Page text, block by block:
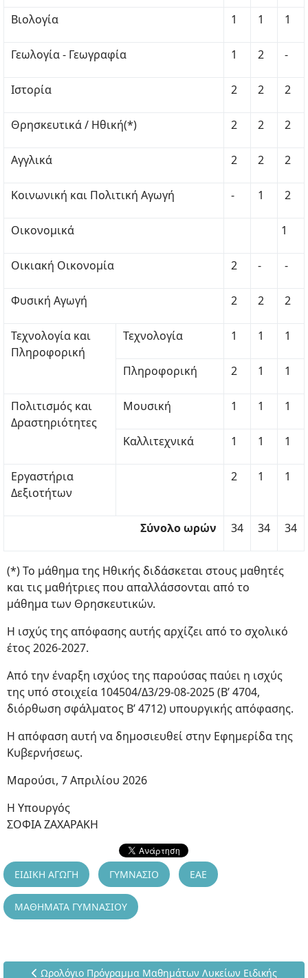
Βιολογία 1 1 1
Γεωλογία - Γεωγραφία 1 2 -
Ιστορία 2 2 2
Θρησκευτικά / Ηθική(*) 2 2 2
Αγγλικά 2 2 2
Κοινωνική και Πολιτική Αγωγή - 1 2
Οικονομικά 1
Οικιακή Οικονομία 2 - -
Φυσική Αγωγή 2 2 2
Τεχνολογία και
Πληροφορική
Τεχνολογία 1 1 1
Πληροφορική 2 1 1
Πολιτισμός και
Δραστηριότητες
Μουσική 1 1 1
Καλλιτεχνικά 1 1 1
Εργαστήρια
Δεξιοτήτων
2 1 1
Σύνολο ωρών 34 34 34
(*) Το μάθημα της Ηθικής διδάσκεται στους μαθητές
και τις μαθήτριες που απαλλάσσονται από το
μάθημα των Θρησκευτικών.
Η ισχύς της απόφασης αυτής αρχίζει από το σχολικό
έτος 2026-2027.
Από την έναρξη ισχύος της παρούσας παύει η ισχύς
της υπό στοιχεία 104504/Δ3/29-08-2025 (Β’ 4704,
διόρθωση σφάλματος Β’ 4712) υπουργικής απόφασης.
Η απόφαση αυτή να δημοσιευθεί στην Εφημερίδα της
Κυβερνήσεως.
Μαρούσι, 7 Απριλίου 2026
Η Υπουργός
ΣΟΦΙΑ ΖΑΧΑΡΑΚΗ
ΕΙΔΙΚΗ ΑΓΩΓΗ ΓΥΜΝΑΣΙΟ ΕΑΕ
ΜΑΘΗΜΑΤΑ ΓΥΜΝΑΣΙΟΥ
Προηγούμενο άρθρο: Ωρολόγιο Πρόγραμμα Μαθημάτων
Ωρολόγιο Πρόγραμμα Μαθημάτων Λυκείων Ειδικής